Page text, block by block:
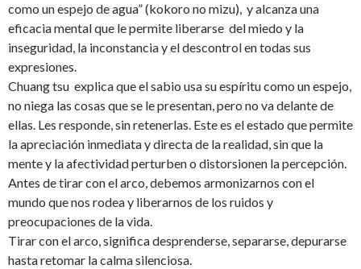
como un espejo de agua” (kokoro no mizu), y alcanza una
eficacia mental que le permite liberarse del miedo y la
inseguridad, la inconstancia y el descontrol en todas sus
expresiones.
Chuang tsu explica que el sabio usa su espíritu como un espejo,
no niega las cosas que se le presentan, pero no va delante de
ellas. Les responde, sin retenerlas. Este es el estado que permite
la apreciación inmediata y directa de la realidad, sin que la
mente y la afectividad perturben o distorsionen la percepción.
Antes de tirar con el arco, debemos armonizarnos con el
mundo que nos rodea y liberarnos de los ruidos y
preocupaciones de la vida.
Tirar con el arco, significa desprenderse, separarse, depurarse
hasta retomar la calma silenciosa.